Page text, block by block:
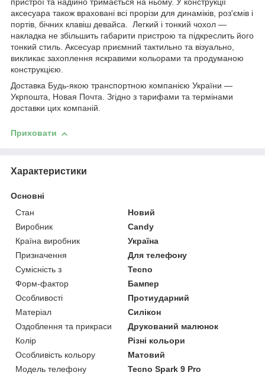
пристрої та надійно тримається на ньому. У конструкції
аксесуара також враховані всі прорізи для динаміків, роз'ємів і
портів, бічних клавіш девайса. Легкий і тонкий чохол —
накладка не збільшить габарити пристрою та підкреслить його
тонкий стиль. Аксесуар приємний тактильно та візуально,
викликає захоплення яскравими кольорами та продуманою
конструкцією.
Доставка Будь-якою транспортною компанією України —
Укрпошта, Новая Почта. Згідно з тарифами та термінами
доставки цих компаній.
Приховати
Характеристики
Основні
Стан
Новий
Виробник
Candy
Країна виробник
Україна
Призначення
Для телефону
Сумісність з
Tecno
Форм-фактор
Бампер
Особливості
Протиударний
Матеріал
Силікон
Оздоблення та прикраси
Друкований малюнок
Колір
Різні кольори
Особливість кольору
Матовий
Модель телефону
Tecno Spark 9 Pro